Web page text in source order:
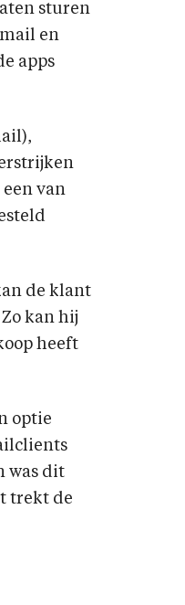
sturen
en
apps
van
de klant
kan hij
heeft
optie
was dit
trekt de